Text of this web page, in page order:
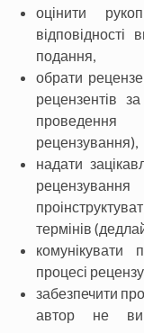
оцінити
подання,
обрати
рецензентів
проведення
рецензування),
надати
термінів
комунікувати
процесі
забезпечити
автор не